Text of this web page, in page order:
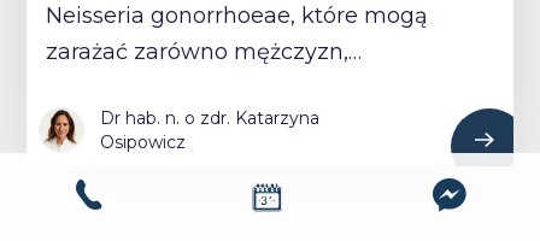
Neisseria gonorrhoeae, które mogą
zarażać zarówno mężczyzn,…
Dr hab. n. o zdr. Katarzyna
Osipowicz